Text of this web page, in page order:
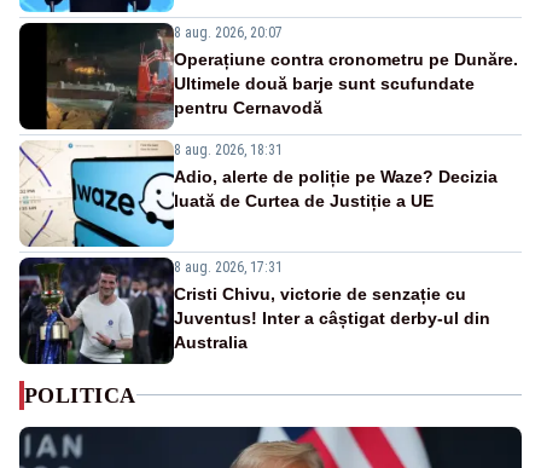
8 aug. 2026, 20:07
Operațiune contra cronometru pe Dunăre.
Ultimele două barje sunt scufundate
pentru Cernavodă
8 aug. 2026, 18:31
Adio, alerte de poliție pe Waze? Decizia
luată de Curtea de Justiție a UE
8 aug. 2026, 17:31
Cristi Chivu, victorie de senzație cu
Juventus! Inter a câștigat derby-ul din
Australia
POLITICA